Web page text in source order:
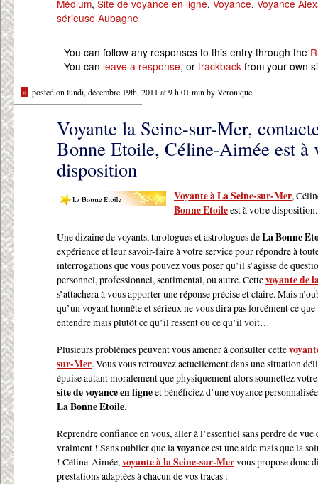
Médium, Site de voyance en ligne, Voyance, Voyance
sérieuse Aubagne
You can follow any responses to this entry through the
You can leave a response, or trackback from your own
» posted on lundi, décembre 19th, 2011 at 9 h 01 min by Veronique
Voyante la Seine-sur-Mer,
Bonne Etoile, Céline-Aimée est à
disposition
Voyante à La Seine-sur-Mer,
Bonne Etoileest à votre disposition.
Une dizaine de voyants, tarologues et astrologues deLa Bonne
expérience et leur savoir-faire à votre service pour répondre à
interrogations que vous pouvez vous poser qu’il s’agisse de
personnel, professionnel, sentimental, ou autre. Cettevoyante de
s’attachera à vous apporter une réponse précise et claire. Mais
qu’un voyant honnête et sérieux ne vous dira pas forcément ce
entendre mais plutôt ce qu’il ressent ou ce qu’il voit…
Plusieurs problèmes peuvent vous amener à consulter cette
sur-Mer. Vous vous retrouvez actuellement dans une situation
épuise autant moralement que physiquement alors soumettez
site de voyance en ligneet bénéficiez d’une voyance
La Bonne Etoile.
Reprendre confiance en vous, aller à l’essentiel sans perdre de vue
vraiment ! Sans oublier que lavoyanceest une aide mais que la
! Céline-Aimée,voyante à la Seine-sur-Mervous propose donc
prestations adaptées à chacun de vos tracas :